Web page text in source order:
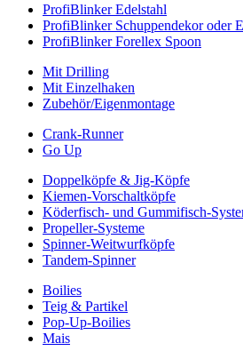
ProfiBlinker Edelstahl
ProfiBlinker Schuppendekor oder
ProfiBlinker Forellex Spoon
Mit Drilling
Mit Einzelhaken
Zubehör/Eigenmontage
Crank-Runner
Go Up
Doppelköpfe & Jig-Köpfe
Kiemen-Vorschaltköpfe
Köderfisch- und Gummifisch-
Propeller-Systeme
Spinner-Weitwurfköpfe
Tandem-Spinner
Boilies
Teig & Partikel
Pop-Up-Boilies
Mais